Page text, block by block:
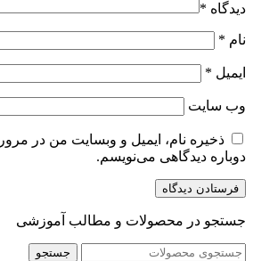
دیدگاه *
نام *
ایمیل *
وب‌ سایت
ذخیره نام، ایمیل و وبسایت من در
دوباره دیدگاهی می‌نویسم.
جستجو در محصولات و مطالب آموزشی
جستجو